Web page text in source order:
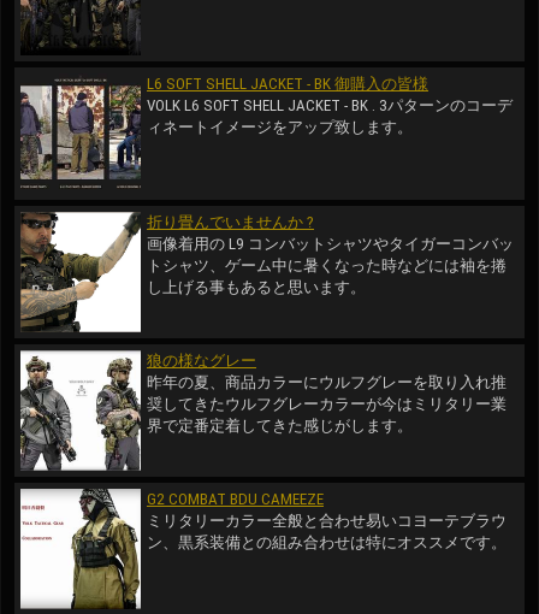
L6 SOFT SHELL JACKET - BK 御購入の皆様
VOLK L6 SOFT SHELL JACKET - BK . 3パターンのコーデ
ィネートイメージをアップ致します。
折り畳んでいませんか ?
画像着用の L9 コンバットシャツやタイガーコンバッ
トシャツ、ゲーム中に暑くなった時などには袖を捲
し上げる事もあると思います。
狼の様なグレー
昨年の夏、商品カラーにウルフグレーを取り入れ推
奨してきたウルフグレーカラーが今はミリタリー業
界で定番定着してきた感じがします。
G2 COMBAT BDU CAMEEZE
ミリタリーカラー全般と合わせ易いコヨーテブラウ
ン、黒系装備との組み合わせは特にオススメです。